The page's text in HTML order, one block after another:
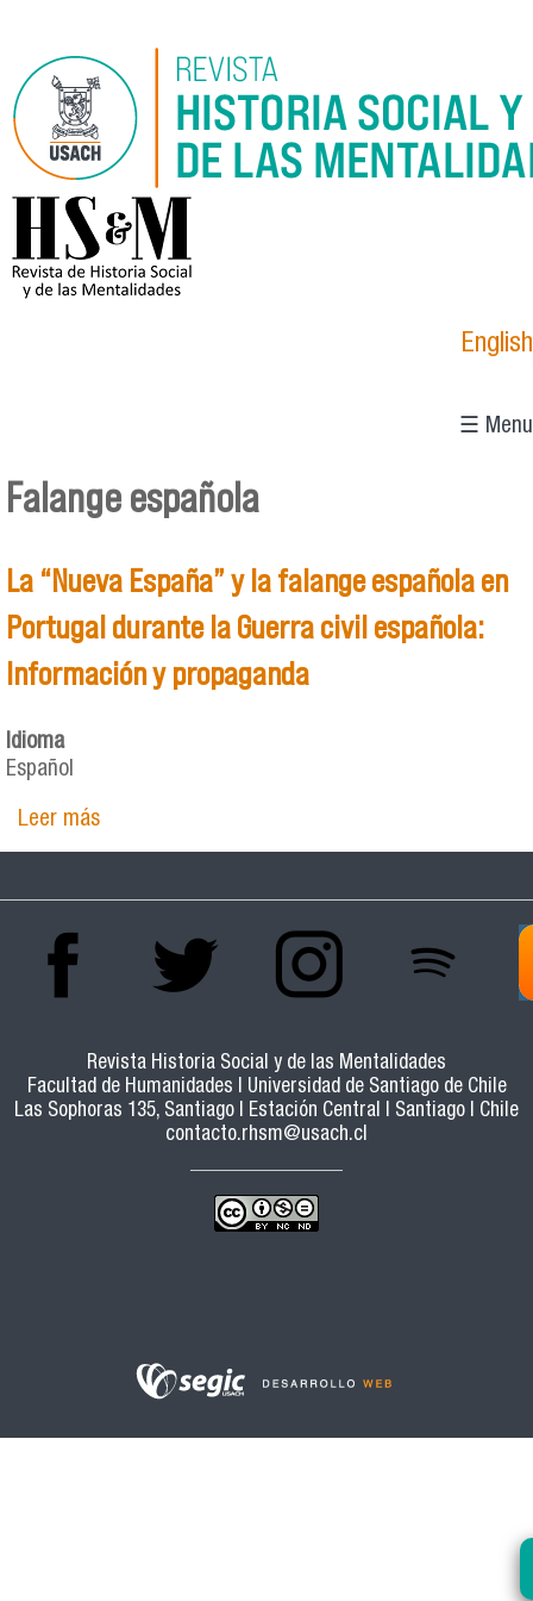
logo_hsm_2021.png
English
☰ Menu
Se encuentra usted aquí
Falange española
La “Nueva España” y la falange española en
Portugal durante la Guerra civil española:
Información y propaganda
Idioma
Español
Leer mássobre La “Nueva España” y la falange española
en Portugal durante la Guerra civil española:
Revista Historia Social y de las Mentalidades
Facultad de Humanidades | Universidad de Santiago de Chile
Las Sophoras 135, Santiago | Estación Central | Santiago | Chile
contacto.rhsm@usach.cl